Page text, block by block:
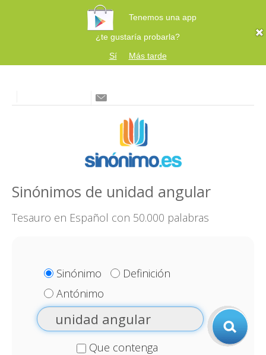
Tenemos una app
¿te gustaría probarla?
Sí
Más tarde
Sinónimos de unidad angular
Tesauro en Español con 50.000 palabras
Sinónimo
Definición
Antónimo
Que contenga